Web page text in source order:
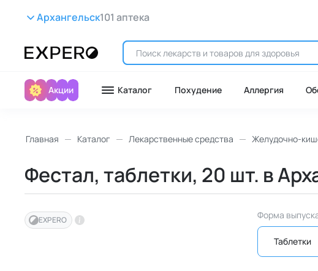
Архангельск101 аптека
Акции Каталог Похудение Аллергия
Главная Каталог Лекарственные средства Желудочно-
Фестал, таблетки, 20 шт. в
EXPERO Форма
Таблетки